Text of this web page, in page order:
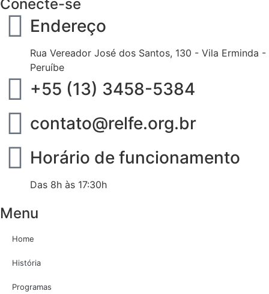
Conecte-se
Endereço
Rua Vereador José dos Santos, 130 - Vila Erminda -
Peruíbe
+55 (13) 3458-5384
contato@relfe.org.br
Horário de funcionamento
Das 8h às 17:30h
Menu
Home
História
Programas